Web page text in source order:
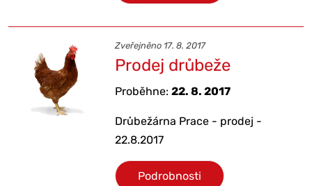
Zveřejněno 17. 8. 2017
Prodej drůbeže
Proběhne:22. 8. 2017
Drůbežárna Prace - prodej -
22.8.2017
Podrobnosti